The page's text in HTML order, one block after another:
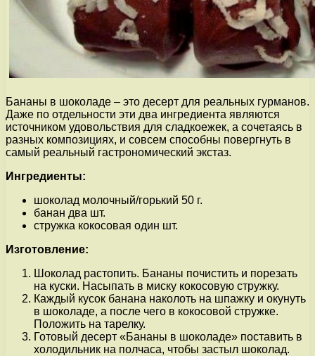
Бананы в шоколаде – это десерт для реальных гурманов.
Даже по отдельности эти два ингредиента являются
источником удовольствия для сладкоежек, а сочетаясь в
разных композициях, и совсем способны повергнуть в
самый реальный гастрономический экстаз.
Ингредиенты:
шоколад молочный/горький 50 г.
банан два шт.
стружка кокосовая один шт.
Изготовление:
Шоколад растопить. Бананы почистить и порезать
на куски. Насыпать в миску кокосовую стружку.
Каждый кусок банана наколоть на шпажку и окунуть
в шоколаде, а после чего в кокосовой стружке.
Положить на тарелку.
Готовый десерт «Бананы в шоколаде» поставить в
холодильник на полчаса, чтобы застыл шоколад.